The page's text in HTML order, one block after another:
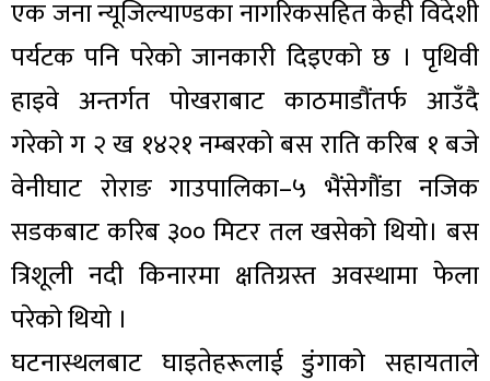
एक जना न्यूजिल्याण्डका नागरिकसहित केही विदेशी
पर्यटक पनि परेको जानकारी दिइएको छ । पृथिवी
हाइवे अन्तर्गत पोखराबाट काठमाडौंतर्फ आउँदै
गरेको ग २ ख १४२१ नम्बरको बस राति करिब १ बजे
वेनीघाट रोराङ गाउपालिका–५ भैंसेगौंडा नजिक
सडकबाट करिब ३०० मिटर तल खसेको थियो। बस
त्रिशूली नदी किनारमा क्षतिग्रस्त अवस्थामा फेला
परेको थियो ।
घटनास्थलबाट घाइतेहरूलाई डुंगाको सहायताले